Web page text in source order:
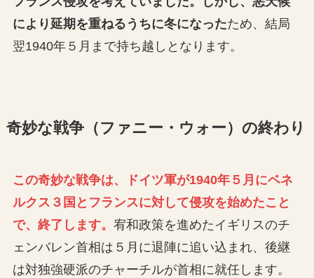
により延期を重ねるうちに冬になったため、結局
翌1940年５月まで持ち越しとなります。
奇妙な戦争（ファニー・ウォー）の終わり
この奇妙な戦争は、ドイツ軍が1940年５月にベネ
ルクス３国とフランスに対して侵攻を始めたこと
で、終了します。 宥和政策を進めたイギリスのチ
ェンバレン首相は５月に退陣に追い込まれ、後継
は対独強硬派のチャーチルが首相に就任します。